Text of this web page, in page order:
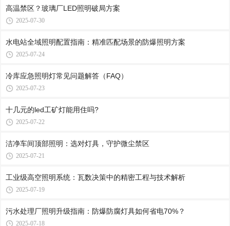
高温禁区？玻璃厂LED照明破局方案
2025-07-30
水电站全域照明配置指南：精准匹配场景的防爆照明方案
2025-07-24
冷库应急照明灯常见问题解答（FAQ）
2025-07-23
十几元的led工矿灯能用住吗?
2025-07-22
洁净车间顶部照明：选对灯具，守护微尘禁区
2025-07-21
工业级高空照明系统：瓦数决策中的精密工程与技术解析
2025-07-19
污水处理厂照明升级指南：防爆防腐灯具如何省电70%？
2025-07-18